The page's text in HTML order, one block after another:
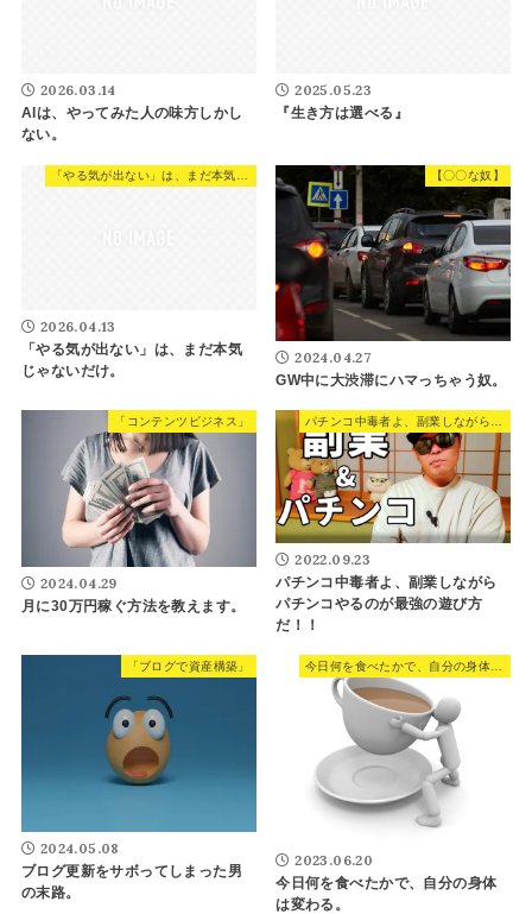
2026.03.14
AIは、やってみた人の味方しかし
ない。
2025.05.23
『生き方は選べる』
「やる気が出ない」は、まだ本気じゃないだけ。
2026.04.13
「やる気が出ない」は、まだ本気
じゃないだけ。
【〇〇な奴】
2024.04.27
GW中に大渋滞にハマっちゃう奴。
「コンテンツビジネス」
2024.04.29
月に30万円稼ぐ方法を教えます。
パチンコ中毒者よ、副業しながらパチンコやるのが最強の遊び方だ！！
2022.09.23
パチンコ中毒者よ、副業しながら
パチンコやるのが最強の遊び方
だ！！
「ブログで資産構築」
2024.05.08
ブログ更新をサボってしまった男
の末路。
2023.06.20
今日何を食べたかで、自分の身体
は変わる。